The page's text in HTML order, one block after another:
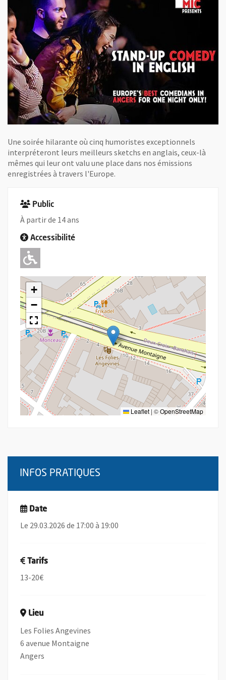
Une soirée hilarante où cinq humoristes exceptionnels
interpréteront leurs meilleurs sketchs en anglais, ceux-là
mêmes qui leur ont valu une place dans nos émissions
enregistrées à travers l'Europe.
Public
À partir de 14 ans
Accessibilité
Adapté pour l'handicap Moteur
+
−
Leaflet | ©OpenStreetMap
INFOS PRATIQUES
Date
Le 29.03.2026 de 17:00 à 19:00
Tarifs
13-20€
Lieu
Les Folies Angevines
6 avenue Montaigne
Angers